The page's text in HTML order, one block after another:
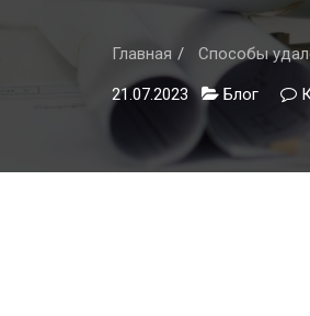
Главная Способы
21.07.2023 Блог